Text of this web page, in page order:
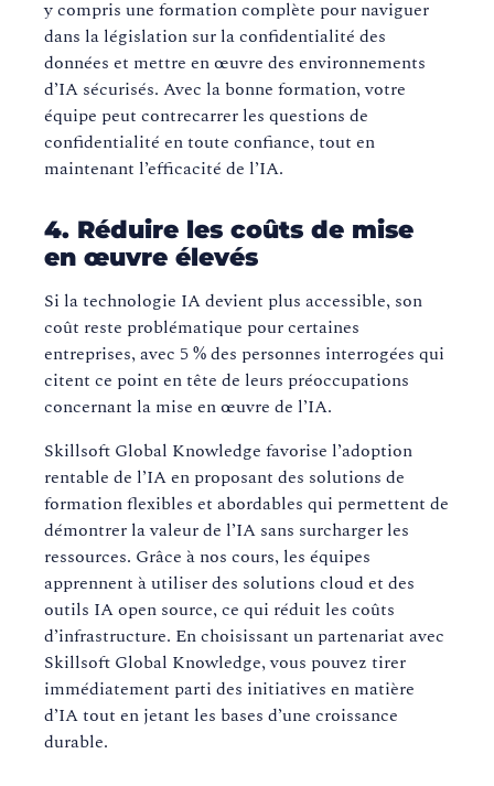
y compris une formation complète pour naviguer
dans la législation sur la confidentialité des
données et mettre en œuvre des environnements
d’IA sécurisés. Avec la bonne formation, votre
équipe peut contrecarrer les questions de
confidentialité en toute confiance, tout en
maintenant l’efficacité de l’IA.
4. Réduire les coûts de mise
en œuvre élevés
Si la technologie IA devient plus accessible, son
coût reste problématique pour certaines
entreprises, avec 5 % des personnes interrogées qui
citent ce point en tête de leurs préoccupations
concernant la mise en œuvre de l’IA.
Skillsoft Global Knowledge favorise l’adoption
rentable de l’IA en proposant des solutions de
formation flexibles et abordables qui permettent de
démontrer la valeur de l’IA sans surcharger les
ressources. Grâce à nos cours, les équipes
apprennent à utiliser des solutions cloud et des
outils IA open source, ce qui réduit les coûts
d’infrastructure. En choisissant un partenariat avec
Skillsoft Global Knowledge, vous pouvez tirer
immédiatement parti des initiatives en matière
d’IA tout en jetant les bases d’une croissance
durable.